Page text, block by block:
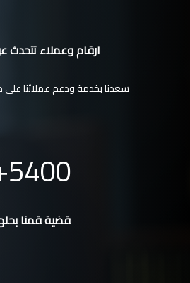
ارقام وعملاء تتحدث
سعدنا بخدمة ودعم عملائنا على
5400
قضية قمنا